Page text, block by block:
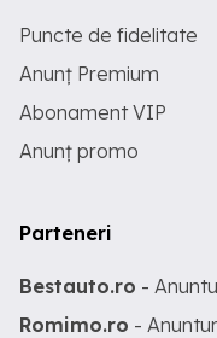
Puncte de fidelitate
Anunț Premium
Abonament VIP
Anunț promo
Parteneri
Bestauto.ro -
Romimo.ro -